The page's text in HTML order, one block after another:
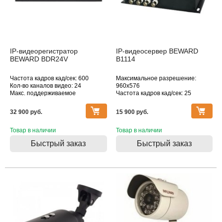
IP-видеорегистратор
BEWARD BDR24V
Частота кадров кад/сек: 600
Кол-во каналов видео: 24
Макс. поддерживаемое
32 900 pуб.
Товар в наличии
Быстрый заказ
IP-видеосервер BEWARD
B1114
Максимальное разрешение:
960x576
Частота кадров кад/сек: 25
15 900 pуб.
Товар в наличии
Быстрый заказ